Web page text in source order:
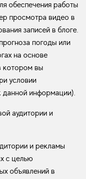
обеспечения работы
просмотра видео в
записей в блоге.
погоды или
на основе
котором вы
условии
данной информации).
аудитории и
и рекламы
с целью
объявлений в